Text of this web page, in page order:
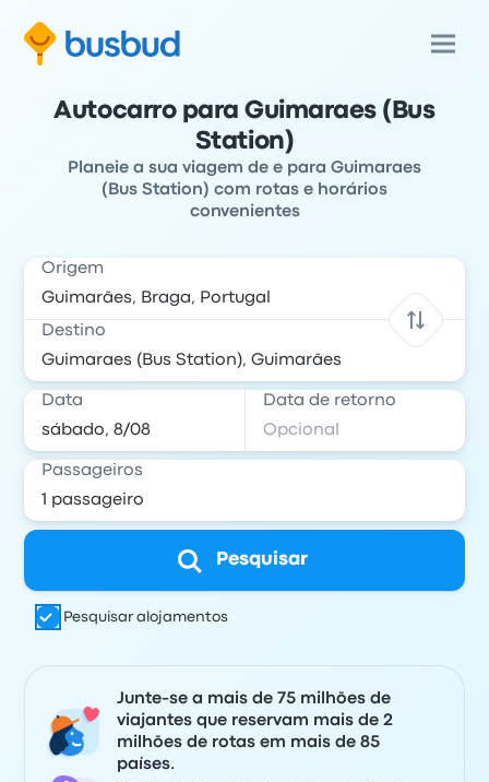
Autocarro para Guimaraes (Bus
Station)
Planeie a sua viagem de e para Guimaraes
(Bus Station) com rotas e horários
convenientes
Origem
Destino
Data Data de retorno
Passageiros
Pesquisar
Pesquisar alojamentos
Junte-se a mais de 75 milhões de
viajantes que reservam mais de 2
milhões de rotas em mais de 85
países.